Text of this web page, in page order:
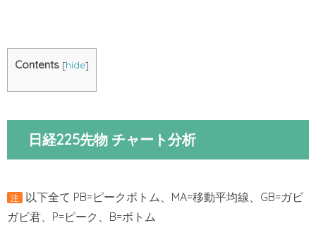
Contents [hide]
日経225先物 チャート分析
注
以下全て PB=ピークボトム、MA=移動平均線、GB=ガビ
ガビ君、P=ピーク、B=ボトム